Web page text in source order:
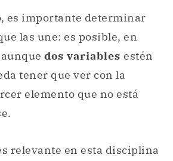
es importante determinar
las une: es posible, en
dos variables estén
tener que ver con la
elemento que no está
relevante en esta disciplina